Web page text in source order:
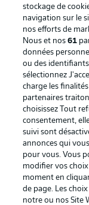
La publicité
Mentions
Déclaration de
confidentialité
Travaux
Impression
stockage de
navigation sur le
nos efforts de
Nous et nos61
données
ou des
sélectionnez
charge les
partenaires
choisissez Tout
consentement,
suivi sont
annonces qui
pour vous. Vous
modifier vos
moment en
de page. Les
notre ou nos Site